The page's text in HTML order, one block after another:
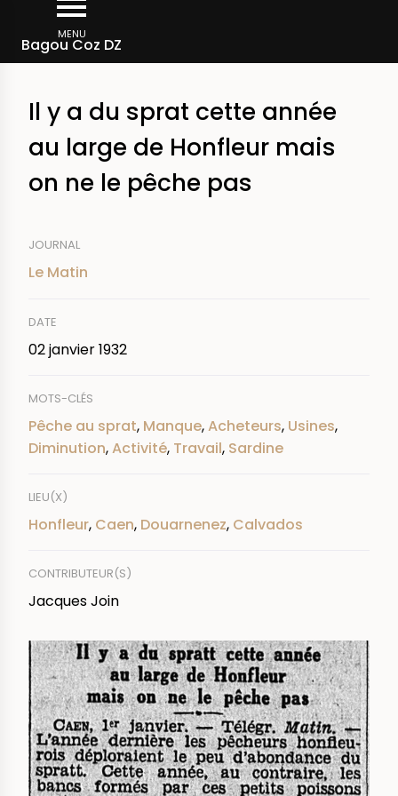
contenu
MENU
Bagou Coz DZ
d'Ariane
Rechercher dans la presse
Il y a du sprat cette année
au large de Honfleur mais
on ne le pêche pas
JOURNAL
Le Matin
DATE
02 janvier 1932
MOTS-CLÉS
Pêche au sprat, Manque,Acheteurs, Usines,
Diminution,Activité, Travail, Sardine
LIEU(X)
Honfleur, Caen, Douarnenez, Calvados
CONTRIBUTEUR(S)
Jacques Join
IMAGE